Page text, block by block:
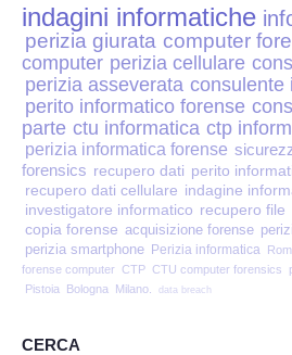
Perizia Stalking
Perizia Cyber Bullismo
Incarichi CTU e CTP
Perizia Centralini PBX e
Perizia Estimo
Perizia Documento
Perizia Cloud
indagini informatiche
perizia giurata computer
computer perizia cellulare
perizia asseverata consulente
perito informatico forense
parte ctu informatica ctp
perizia informatica forense
forensics recupero dati perito
recupero dati cellulare indagine
investigatore informatico recupero file
copia forense acquisizione forense
perizia smartphone Perizia informatica
forense computer CTP CTU computer forensics
Pistoia
Bologna Milano. data breach
CERCA